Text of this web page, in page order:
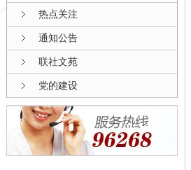
热点关注
通知公告
联社文苑
党的建设